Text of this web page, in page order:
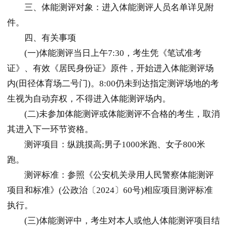
三、体能测评对象：进入体能测评人员名单详见附
件。
四、有关事项
(一)体能测评当日上午7:30，考生凭《笔试准考
证》、有效《居民身份证》原件，开始进入体能测评场
内(田径体育场二号门)。8:00仍未到达指定测评场地的考
生视为自动弃权，不得进入体能测评场内。
(二)未参加体能测评或体能测评不合格的考生，取消
其进入下一环节资格。
测评项目：纵跳摸高;男子1000米跑、女子800米
跑。
测评标准：参照《公安机关录用人民警察体能测评
项目和标准》(公政治〔2024〕60号)相应项目测评标准
执行。
(三)体能测评中，考生对本人或他人体能测评项目结